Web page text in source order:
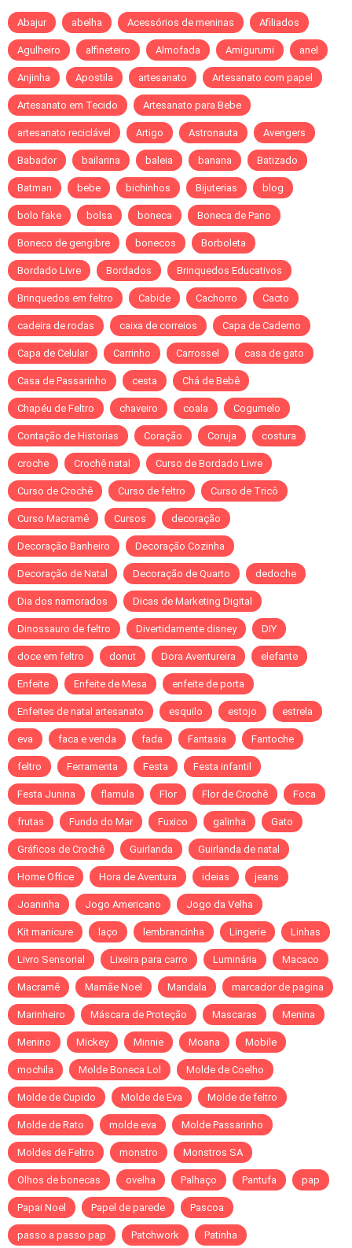
Abajur abelha Acessórios de meninas Afiliados
Agulheiro alfineteiro Almofada Amigurumi anel
Anjinha Apostila artesanato Artesanato com papel
Artesanato em Tecido Artesanato para Bebe
artesanato reciclável Artigo Astronauta Avengers
Babador bailarina baleia banana Batizado
Batman bebe bichinhos Bijuterias blog
bolo fake bolsa boneca Boneca de Pano
Boneco de gengibre bonecos Borboleta
Bordado Livre Bordados Brinquedos Educativos
Brinquedos em feltro Cabide Cachorro Cacto
cadeira de rodas caixa de correios Capa de Caderno
Capa de Celular Carrinho Carrossel casa de gato
Casa de Passarinho cesta Chá de Bebê
Chapéu de Feltro chaveiro coala Cogumelo
Contação de Historias Coração Coruja costura
croche Crochê natal Curso de Bordado Livre
Curso de Crochê Curso de feltro Curso de Tricô
Curso Macramê Cursos decoração
Decoração Banheiro Decoração Cozinha
Decoração de Natal Decoração de Quarto dedoche
Dia dos namorados Dicas de Marketing Digital
Dinossauro de feltro Divertidamente disney DIY
doce em feltro donut Dora Aventureira elefante
Enfeite Enfeite de Mesa enfeite de porta
Enfeites de natal artesanato esquilo estojo estrela
eva faca e venda fada Fantasia Fantoche
feltro Ferramenta Festa Festa infantil
Festa Junina flamula Flor Flor de Crochê Foca
frutas Fundo do Mar Fuxico galinha Gato
Gráficos de Crochê Guirlanda Guirlanda de natal
Home Office Hora de Aventura ideias jeans
Joaninha Jogo Americano Jogo da Velha
Kit manicure laço lembrancinha Lingerie Linhas
Livro Sensorial Lixeira para carro Luminária Macaco
Macramê Mamãe Noel Mandala marcador de pagina
Marinheiro Máscara de Proteção Mascaras Menina
Menino Mickey Minnie Moana Mobile
mochila Molde Boneca Lol Molde de Coelho
Molde de Cupido Molde de Eva Molde de feltro
Molde de Rato molde eva Molde Passarinho
Moldes de Feltro monstro Monstros SA
Olhos de bonecas ovelha Palhaço Pantufa pap
Papai Noel Papel de parede Pascoa
passo a passo pap Patchwork Patinha